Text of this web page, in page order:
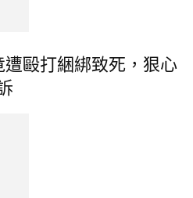
毆打綑綁致死，狠心